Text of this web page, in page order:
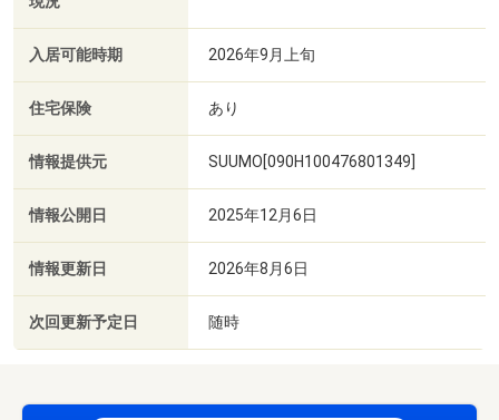
入居可能時期 2026年9月上旬
住宅保険 あり
情報提供元 SUUMO[090H100476801349]
情報公開日 2025年12月6日
情報更新日 2026年8月6日
次回更新予定日 随時